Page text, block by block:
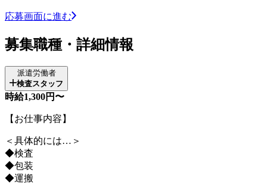
応募画面に進む
募集職種・詳細情報
派遣労働者
検査スタッフ
時給1,300円〜
【お仕事内容】
＜具体的には…＞
◆検査
◆包装
◆運搬